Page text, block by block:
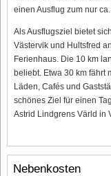
einen Ausflug zum nur
Als Ausflugsziel bietet
Västervik und Hultsfred
Ferienhaus. Die 10 km
beliebt. Etwa 30 km fährt
Läden, Cafés und
schönes Ziel für einen
Astrid Lindgrens Värld in
Nebenkosten